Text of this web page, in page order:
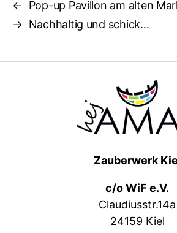
←
Pop-up Pavillon am alten
→ Nachhaltig und schick…
Zauberwerk
c/o WiF e.V.
Claudiusstr.14a
24159 Kiel